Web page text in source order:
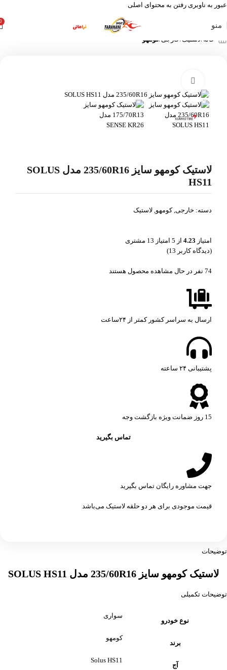
عبور به ناوبری رفتن به محتوای اصلی
منو
خانه لاستیک خارجی کومهو
اتمام موجودی
لاستیک کومهو سایز 235/60R16 مدل SOLUS
HS11
دسته: خارجی, کومهو, لاستیک
امتیاز 4.23 از 5 امتیاز 13 مشتری
(دیدگاه کاربر 13
)
74 نفر در حال مشاهده محصول هستند
ارسال به سراسر کشور کمتر از ۲۴ساعت
پشتیبانی ۲۴ ساعته​
15 روز ضمانت ویژه بازگشت وجه
تماس بگیرید
جهت مشاوره رایگان تماس بگیرید
قیمت موجودی برای هر دو حلقه لاستیک می‌باشد
توضیحات
لاستیک کومهو سایز 235/60R16 مدل SOLUS HS11
توضیحات تکمیلی
نوع خودرو
سواری
برند
کومهو
آج
Solus HS11